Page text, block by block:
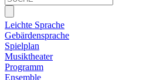
Leichte Sprache
Gebärdensprache
Spielplan
Musiktheater
Programm
Ensemble